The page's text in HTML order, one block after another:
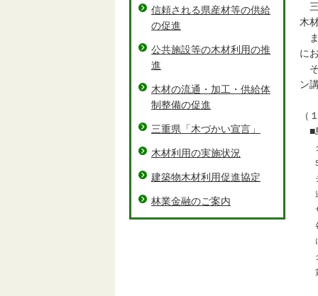
三
木
ま
に
そ
ン
（
■
ク
シ
送
サ
各
に
グ
賞
信頼される県産材等の供給
の促進
公共施設等の木材利用の推
進
木材の流通・加工・供給体
制整備の促進
三重県「木づかい宣言」
木材利用の実施状況
建築物木材利用促進協定
林業金融のご案内